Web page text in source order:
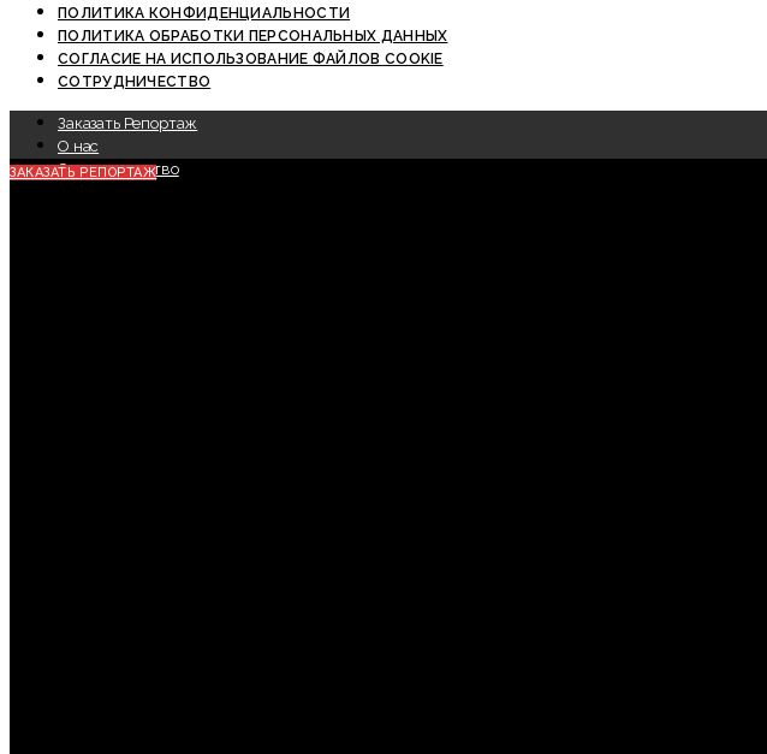
ПОЛИТИКА КОНФИДЕНЦИАЛЬНОСТИ
ПОЛИТИКА ОБРАБОТКИ ПЕРСОНАЛЬНЫХ ДАННЫХ
СОГЛАСИЕ НА ИСПОЛЬЗОВАНИЕ ФАЙЛОВ COOKIE
СОТРУДНИЧЕСТВО
Заказать Репортаж
О нас
Сотрудничество
ЗАКАЗАТЬ РЕПОРТАЖ